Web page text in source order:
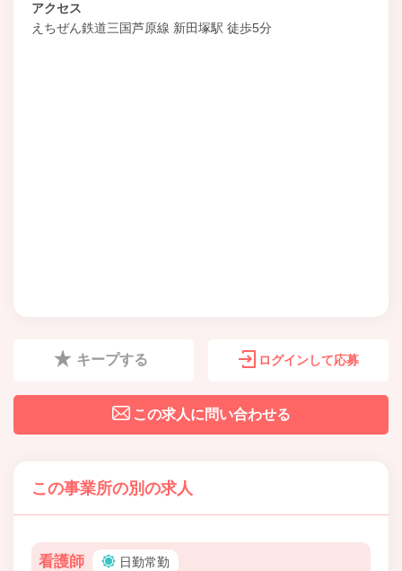
アクセス
えちぜん鉄道三国芦原線 新田塚駅 徒歩5分
キープする ログインして応募
この求人に問い合わせる
この事業所の別の求人
看護師 日勤常勤